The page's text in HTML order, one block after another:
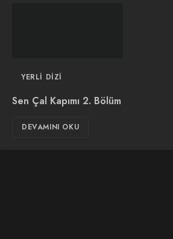
YERLI DIZI
Sen Çal Kapımı 2. Bölüm
DEVAMINI OKU